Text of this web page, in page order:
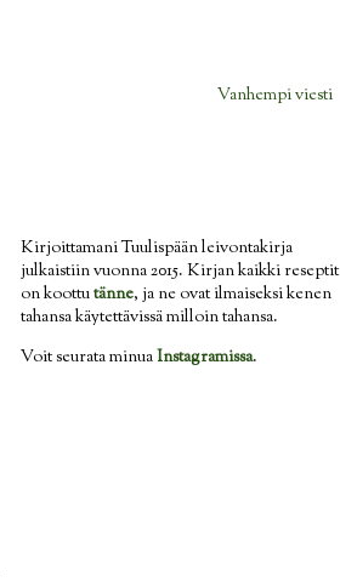
Vanhempi viesti
Kirjoittamani Tuulispään leivontakirja
julkaistiin vuonna 2015. Kirjan kaikki reseptit
on koottutänne, ja ne ovat ilmaiseksi kenen
tahansa käytettävissä milloin tahansa.
Voit seurata minuaInstagramissa.